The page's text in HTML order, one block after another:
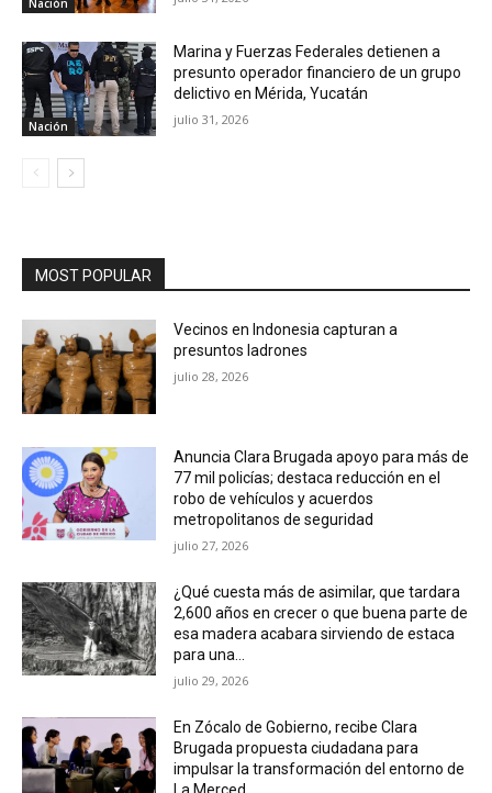
Nación
Nación
Marina y Fuerzas Federales detienen a
presunto operador financiero de un grupo
delictivo en Mérida, Yucatán
julio 31, 2026
MOST POPULAR
Vecinos en Indonesia capturan a
presuntos ladrones
julio 28, 2026
Anuncia Clara Brugada apoyo para más de
77 mil policías; destaca reducción en el
robo de vehículos y acuerdos
metropolitanos de seguridad
julio 27, 2026
¿Qué cuesta más de asimilar, que tardara
2,600 años en crecer o que buena parte de
esa madera acabara sirviendo de estaca
para una...
julio 29, 2026
En Zócalo de Gobierno, recibe Clara
Brugada propuesta ciudadana para
impulsar la transformación del entorno de
La Merced